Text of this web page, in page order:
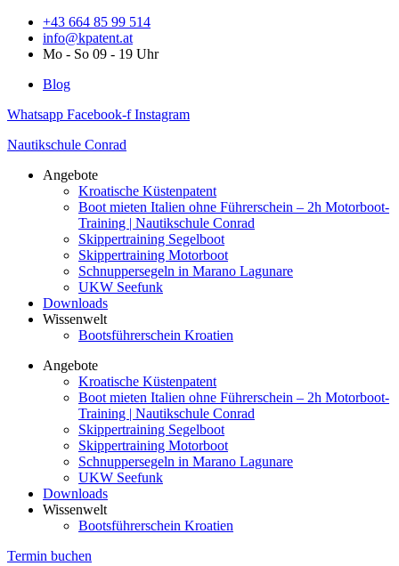
Zum
Inhalt
springen
+43 664 85 99 514
info@kpatent.at
Mo - So 09 - 19 Uhr
Blog
Whatsapp Facebook-f Instagram
Nautikschule Conrad
Angebote
Kroatische Küstenpatent
Boot mieten Italien ohne Führerschein – 2h Motorboot-
Training | Nautikschule Conrad
Skippertraining Segelboot
Skippertraining Motorboot
Schnuppersegeln in Marano Lagunare
UKW Seefunk
Downloads
Wissenwelt
Bootsführerschein Kroatien
Angebote
Kroatische Küstenpatent
Boot mieten Italien ohne Führerschein – 2h Motorboot-
Training | Nautikschule Conrad
Skippertraining Segelboot
Skippertraining Motorboot
Schnuppersegeln in Marano Lagunare
UKW Seefunk
Downloads
Wissenwelt
Bootsführerschein Kroatien
Termin buchen